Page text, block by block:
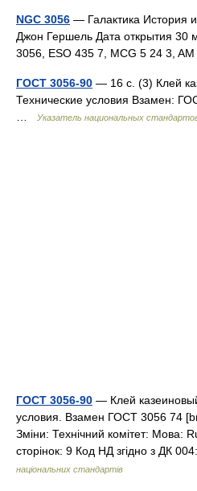
NGC 3056 — Галактика История
Джон Гершель Дата открытия 30
3056, ESO 435 7, MCG 5 24 3,
ГОСТ 3056-90 — 16 с. (3) Клей
Технические условия Взамен:
Указатель национальных
ГОСТ 3056-90 — Клей
условия. Взамен ГОСТ 3056 74
Зміни: Технічний комітет: Мова:
сторінок: 9 Код НД згідно з ДК
національних стандартів